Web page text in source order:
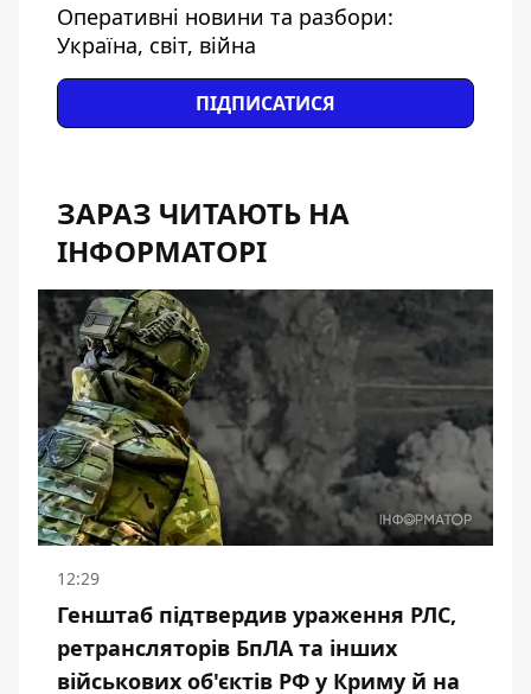
Оперативні новини та разбори:
Україна, світ, війна
ПІДПИСАТИСЯ
ЗАРАЗ ЧИТАЮТЬ НА
ІНФОРМАТОРІ
12:29
Генштаб підтвердив ураження РЛС,
ретрансляторів БпЛА та інших
військових об'єктів РФ у Криму й на